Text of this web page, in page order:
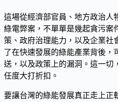
這場從經濟部官員、地方政治人
綠電弊案，不單單是幾起貪污案
策、政府治理能力，以及企業社
了在快速發展的綠能產業背後，
送，以及政策上的漏洞。這一切
任度大打折扣。
要讓台灣的綠能發展真正走上正